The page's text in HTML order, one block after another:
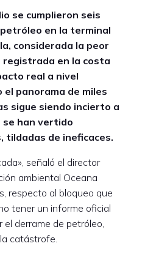
se cumplieron seis
en la terminal
considerada la peor
registrada en la costa
real a nivel
el panorama de miles
sigue siendo incierto a
se han vertido
tildadas de ineficaces.
señaló el director
ambiental Oceana
respecto al bloqueo que
tener un informe oficial
el derrame de petróleo,
catástrofe.